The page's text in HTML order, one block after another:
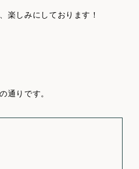
楽しみにしております！
通りです。